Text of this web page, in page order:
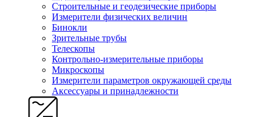
Строительные и геодезические приборы
Измерители физических величин
Бинокли
Зрительные трубы
Телескопы
Контрольно-измерительные приборы
Микроскопы
Измерители параметров окружающей среды
Аксессуары и принадлежности